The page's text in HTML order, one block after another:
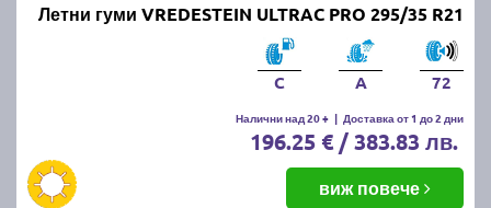
Летни гуми VREDESTEIN ULTRAC PRO 295/35 R21
C A 72
Налични над 20 + | Доставка от 1 до 2 дни
196.25 € / 383.83 лв.
виж повече